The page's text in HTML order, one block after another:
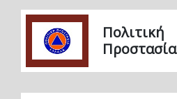
Πολιτική
Προστασία